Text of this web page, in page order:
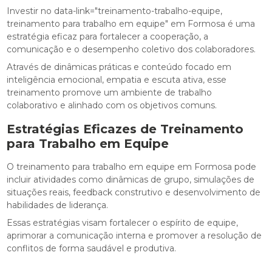
Investir no data-link="treinamento-trabalho-equipe,
treinamento para trabalho em equipe" em Formosa é uma
estratégia eficaz para fortalecer a cooperação, a
comunicação e o desempenho coletivo dos colaboradores.
Através de dinâmicas práticas e conteúdo focado em
inteligência emocional, empatia e escuta ativa, esse
treinamento promove um ambiente de trabalho
colaborativo e alinhado com os objetivos comuns.
Estratégias Eficazes de Treinamento
para Trabalho em Equipe
O treinamento para trabalho em equipe em Formosa pode
incluir atividades como dinâmicas de grupo, simulações de
situações reais, feedback construtivo e desenvolvimento de
habilidades de liderança.
Essas estratégias visam fortalecer o espírito de equipe,
aprimorar a comunicação interna e promover a resolução de
conflitos de forma saudável e produtiva.